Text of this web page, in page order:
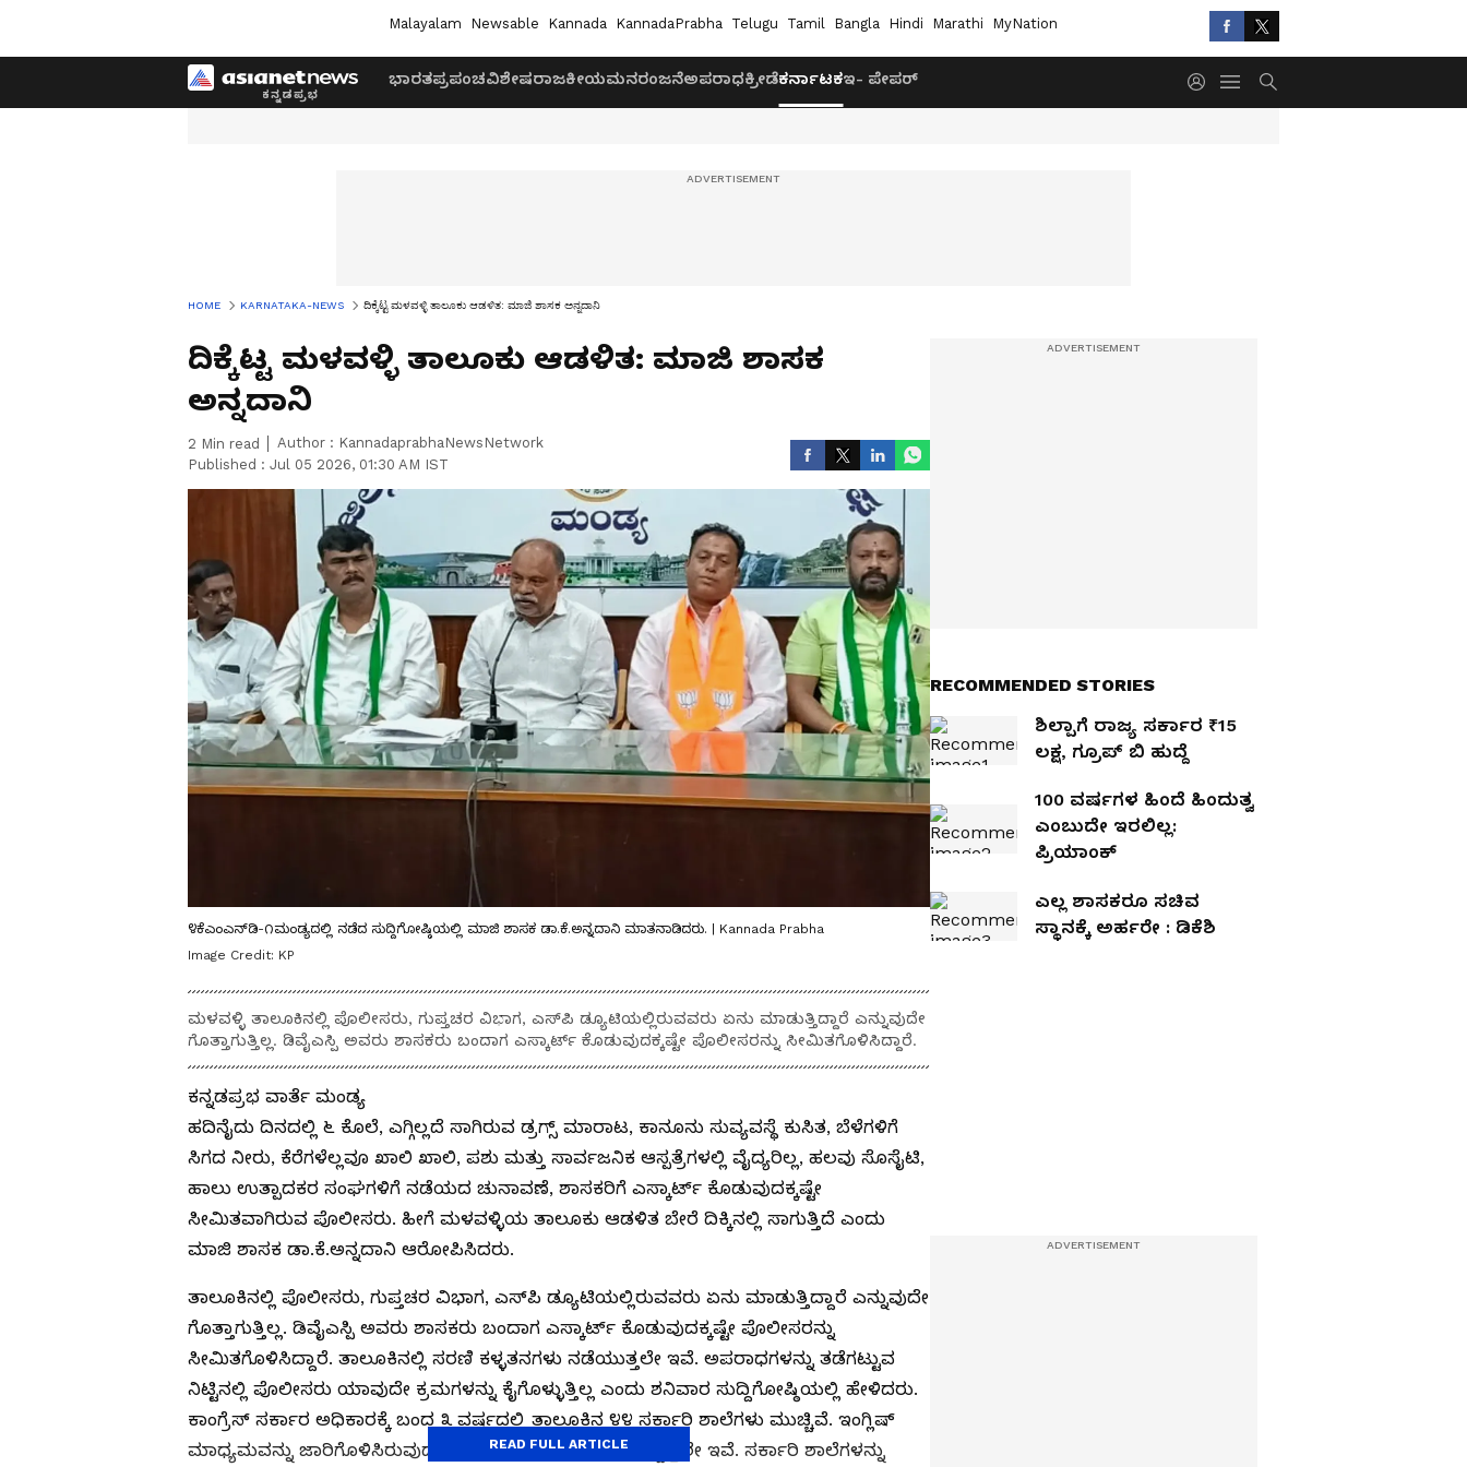
Malayalam Newsable Kannada KannadaPrabha Telugu Tamil Bangla Hindi Marathi MyNation
ಭಾರತಪ್ರಪಂಚವಿಶೇಷರಾಜಕೀಯಮನರಂಜನೆಅಪರಾಧಕ್ರೀಡೆಕರ್ನಾಟಕಇ- ಪೇಪರ್
HOME KARNATAKA-NEWS ದಿಕ್ಕೆಟ್ಟ ಮಳವಳ್ಳಿ ತಾಲೂಕು ಆಡಳಿತ: ಮಾಜಿ ಶಾಸಕ ಅನ್ನದಾನಿ
ದಿಕ್ಕೆಟ್ಟ ಮಳವಳ್ಳಿ ತಾಲೂಕು ಆಡಳಿತ: ಮಾಜಿ ಶಾಸಕ
ಅನ್ನದಾನಿ
2 Min read Author : KannadaprabhaNewsNetwork
Published : Jul 05 2026, 01:30 AM IST
೪ಕೆಎಂಎನ್‌ಡಿ-೧ಮಂಡ್ಯದಲ್ಲಿ ನಡೆದ ಸುದ್ದಿಗೋಷ್ಠಿಯಲ್ಲಿ ಮಾಜಿ ಶಾಸಕ ಡಾ.ಕೆ.ಅನ್ನದಾನಿ ಮಾತನಾಡಿದರು. | Kannada Prabha
Image Credit: KP
ಮಳವಳ್ಳಿ ತಾಲೂಕಿನಲ್ಲಿ ಪೊಲೀಸರು, ಗುಪ್ತಚರ ವಿಭಾಗ, ಎಸ್‌ಪಿ ಡ್ಯೂಟಿಯಲ್ಲಿರುವವರು ಏನು ಮಾಡುತ್ತಿದ್ದಾರೆ ಎನ್ನುವುದೇ
ಗೊತ್ತಾಗುತ್ತಿಲ್ಲ. ಡಿವೈಎಸ್ಪಿ ಅವರು ಶಾಸಕರು ಬಂದಾಗ ಎಸ್ಕಾರ್ಟ್ ಕೊಡುವುದಕ್ಕಷ್ಟೇ ಪೊಲೀಸರನ್ನು ಸೀಮಿತಗೊಳಿಸಿದ್ದಾರೆ.
ಕನ್ನಡಪ್ರಭ ವಾರ್ತೆ ಮಂಡ್ಯ
ಹದಿನೈದು ದಿನದಲ್ಲಿ ೬ ಕೊಲೆ, ಎಗ್ಗಿಲ್ಲದೆ ಸಾಗಿರುವ ಡ್ರಗ್ಸ್ ಮಾರಾಟ, ಕಾನೂನು ಸುವ್ಯವಸ್ಥೆ ಕುಸಿತ, ಬೆಳೆಗಳಿಗೆ
ಸಿಗದ ನೀರು, ಕೆರೆಗಳೆಲ್ಲವೂ ಖಾಲಿ ಖಾಲಿ, ಪಶು ಮತ್ತು ಸಾರ್ವಜನಿಕ ಆಸ್ಪತ್ರೆಗಳಲ್ಲಿ ವೈದ್ಯರಿಲ್ಲ, ಹಲವು ಸೊಸೈಟಿ,
ಹಾಲು ಉತ್ಪಾದಕರ ಸಂಘಗಳಿಗೆ ನಡೆಯದ ಚುನಾವಣೆ, ಶಾಸಕರಿಗೆ ಎಸ್ಕಾರ್ಟ್ ಕೊಡುವುದಕ್ಕಷ್ಟೇ
ಸೀಮಿತವಾಗಿರುವ ಪೊಲೀಸರು. ಹೀಗೆ ಮಳವಳ್ಳಿಯ ತಾಲೂಕು ಆಡಳಿತ ಬೇರೆ ದಿಕ್ಕಿನಲ್ಲಿ ಸಾಗುತ್ತಿದೆ ಎಂದು
ಮಾಜಿ ಶಾಸಕ ಡಾ.ಕೆ.ಅನ್ನದಾನಿ ಆರೋಪಿಸಿದರು.
ತಾಲೂಕಿನಲ್ಲಿ ಪೊಲೀಸರು, ಗುಪ್ತಚರ ವಿಭಾಗ, ಎಸ್‌ಪಿ ಡ್ಯೂಟಿಯಲ್ಲಿರುವವರು ಏನು ಮಾಡುತ್ತಿದ್ದಾರೆ ಎನ್ನುವುದೇ
ಗೊತ್ತಾಗುತ್ತಿಲ್ಲ. ಡಿವೈಎಸ್ಪಿ ಅವರು ಶಾಸಕರು ಬಂದಾಗ ಎಸ್ಕಾರ್ಟ್ ಕೊಡುವುದಕ್ಕಷ್ಟೇ ಪೊಲೀಸರನ್ನು
ಸೀಮಿತಗೊಳಿಸಿದ್ದಾರೆ. ತಾಲೂಕಿನಲ್ಲಿ ಸರಣಿ ಕಳ್ಳತನಗಳು ನಡೆಯುತ್ತಲೇ ಇವೆ. ಅಪರಾಧಗಳನ್ನು ತಡೆಗಟ್ಟುವ
ನಿಟ್ಟಿನಲ್ಲಿ ಪೊಲೀಸರು ಯಾವುದೇ ಕ್ರಮಗಳನ್ನು ಕೈಗೊಳ್ಳುತ್ತಿಲ್ಲ ಎಂದು ಶನಿವಾರ ಸುದ್ದಿಗೋಷ್ಠಿಯಲ್ಲಿ ಹೇಳಿದರು.
ಕಾಂಗ್ರೆಸ್ ಸರ್ಕಾರ ಅಧಿಕಾರಕ್ಕೆ ಬಂದ ೩ ವರ್ಷದಲ್ಲಿ ತಾಲೂಕಿನ ೪೪ ಸರ್ಕಾರಿ ಶಾಲೆಗಳು ಮುಚ್ಚಿವೆ. ಇಂಗ್ಲಿಷ್
ಮಾಧ್ಯಮವನ್ನು ಜಾರಿಗೊಳಿಸಿರುವುದರ ನಡುವೆಯೂ ಶಾಲೆಗಳು ಮುಚ್ಚುತ್ತಲೇ ಇವೆ. ಸರ್ಕಾರಿ ಶಾಲೆಗಳನ್ನು
READ FULL ARTICLE
RECOMMENDED STORIES
ಶಿಲ್ಪಾಗೆ ರಾಜ್ಯ ಸರ್ಕಾರ ₹15
ಲಕ್ಷ, ಗ್ರೂಪ್‌ ಬಿ ಹುದ್ದೆ
100 ವರ್ಷಗಳ ಹಿಂದೆ ಹಿಂದುತ್ವ
ಎಂಬುದೇ ಇರಲಿಲ್ಲ:
ಪ್ರಿಯಾಂಕ್‌
ಎಲ್ಲ ಶಾಸಕರೂ ಸಚಿವ
ಸ್ಥಾನಕ್ಕೆ ಅರ್ಹರೇ : ಡಿಕೆಶಿ